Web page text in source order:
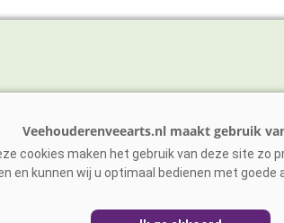
Paarden
Zoönosen
cookies maken het gebruik van deze site
en kunnen wij u optimaal bedienen met goede